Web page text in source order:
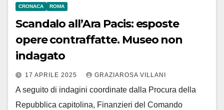
CRONACA ROMA
Scandalo all’Ara Pacis: esposte
opere contraffatte. Museo non
indagato
17 APRILE 2025 GRAZIAROSA VILLANI
A seguito di indagini coordinate dalla Procura della
Repubblica capitolina, Finanzieri del Comando